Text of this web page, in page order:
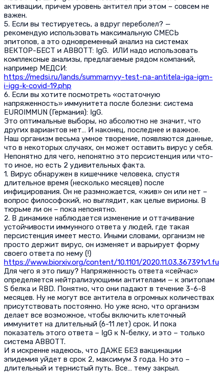
активации, причем уровень антител при этом – совсем не
важен.
5. Если вы тестируетесь, а вдруг переболел? —
рекомендую использовать максимальную СМЕСЬ
эпитопов, а это одновременный анализ на системах
ВЕКТОР-БЕСТ и ABBOTT: IgG. ИЛИ надо использовать
комплексные анализы, предлагаемые рядом компаний,
например МЕДСИ:
https://medsi.ru/lands/summarnyy-test-na-antitela-iga-igm-
i-igg-k-covid-19.php
6. Если вы хотите посмотреть «остаточную
напряженность» иммунитета после болезни: система
EUROIMMUN (Германия): IgG.
Это оптимальные выборы, но абсолютно не значит, что
других вариантов нет… И наконец, последнее и важное.
Наш организм весьма умное творение, появляются данные,
что в некоторых случаях, он может оставить вирус у себя.
Непонятно для чего, непонятно это персистенция или что-
то иное, но есть 2 удивительных факта.
1. Вирус обнаружен в кишечнике человека, спустя
длительное время (несколько месяцев) после
инфицирования. Он не размножается, «жив» он или нет –
вопрос философский, но выглядит, как целые вирионы. В
тюрьме ли он – пока непонятно.
2. В динамике наблюдается изменение и оттачивание
устойчивости иммунного ответа у людей, где такая
персистенция имеет место. Иными словами, организм не
просто держит вирус, он изменяет и варьирует форму
своего ответа по нему (!)
https://www.biorxiv.org/content/10.1101/
Для чего я это пишу? Напряженность ответа «сейчас»
определяется нейтрализующими антителами — к эпитопам
S белка и RBD. Понятно, что они падают в течение 3-6-8
месяцев. Ну не могут все антитела в огромных количествах
присутствовать постоянно. Но уже ясно, что организм
делает все возможное, чтобы включить клеточный
иммунитет на длительный (6-11 лет) срок. И пока
показатель этого ответа – IgG к N-белку, и это – только
система ABBOTT.
И я искренне надеюсь, что ДАЖЕ БЕЗ вакцинации
эпидемия уйдет в срок 2, максимум 3 года. Но это –
длительный и тернистый путь. Все… тему закрыл.